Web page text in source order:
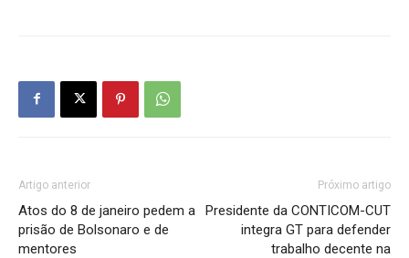
Artigo anterior
Atos do 8 de janeiro pedem a
prisão de Bolsonaro e de
mentores
Próximo artigo
Presidente da CONTICOM-CUT
integra GT para defender
trabalho decente na